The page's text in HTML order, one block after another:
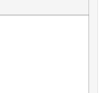
текста
цитатыспойлера